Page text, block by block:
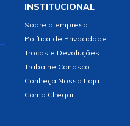
INSTITUCIONAL
Sobre a empresa
Política de Privacidade
Trocas e Devoluções
Trabalhe Conosco
Conheça Nossa Loja
Como Chegar